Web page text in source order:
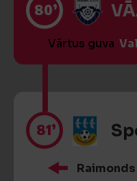
80’
Vārtus guva
81’
Raimonds